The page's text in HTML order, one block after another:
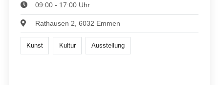
09:00 - 17:00 Uhr
Rathausen 2, 6032 Emmen
Kunst Kultur Ausstellung